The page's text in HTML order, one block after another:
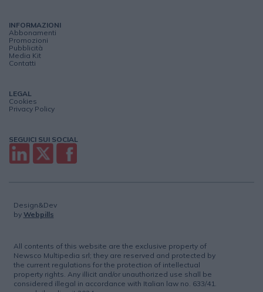
INFORMAZIONI
Abbonamenti
Promozioni
Pubblicità
Media Kit
Contatti
LEGAL
Cookies
Privacy Policy
SEGUICI SUI SOCIAL
Design&Dev
by Webpills
All contents of this website are the exclusive property of
Newsco Multipedia srl; they are reserved and protected by
the current regulations for the protection of intellectual
property rights. Any illicit and/or unauthorized use shall be
considered illegal in accordance with Italian law no. 633/41.